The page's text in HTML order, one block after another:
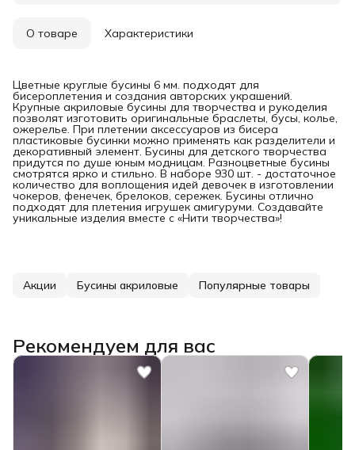
О товаре Характеристики
Цветные круглые бусины 6 мм. подходят для
бисероплетения и создания авторских украшений.
Крупные акриловые бусины для творчества и рукоделия
позволят изготовить оригинальные браслеты, бусы, колье,
ожерелье. При плетении аксессуаров из бисера
пластиковые бусинки можно применять как разделители и
декоративный элемент. Бусины для детского творчества
придутся по душе юным модницам. Разноцветные бусины
смотрятся ярко и стильно. В наборе 930 шт. - достаточное
количество для воплощения идей девочек в изготовлении
чокеров, фенечек, брелоков, сережек. Бусины отлично
подходят для плетения игрушек амигуруми. Создавайте
уникальные изделия вместе с «Нити творчества»!
Акции Бусины акриловые Популярные товары
Рекомендуем для вас